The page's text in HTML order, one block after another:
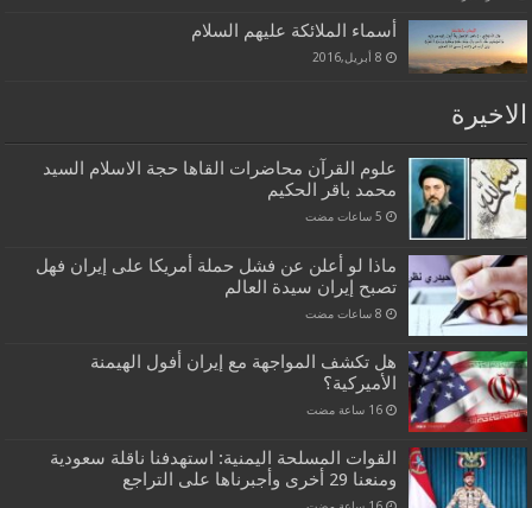
أسماء الملائكة عليهم السلام
8 أبريل,2016
الاخيرة
علوم القرآن محاضرات القاها حجة الاسلام السيد
محمد باقر الحكيم
ماذا لو أعلن عن فشل حملة أمريكا على إيران فهل
تصبح إيران سيدة العالم
هل تكشف المواجهة مع إيران أفول الهيمنة
الأميركية؟
‏16 ساعة مضت
القوات المسلحة اليمنية: استهدفنا ناقلة سعودية
ومنعنا 29 أخرى وأجبرناها على التراجع